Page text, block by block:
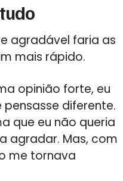
agradável faria as
mais rápido.
opinião forte, eu
diferente.
que eu não queria
agradar. Mas, com
me tornava